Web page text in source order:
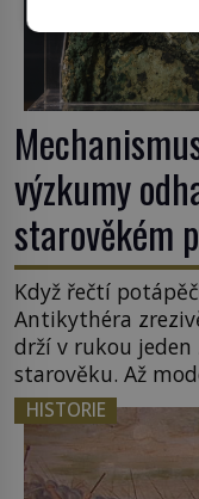
výzkumy
starověkém
Když řečtí
Antikythéra
drží v rukou jeden
starověku. Až
odhalí desítky
Mechanismus z
nejstarší známý
ani po více než
HISTORIE